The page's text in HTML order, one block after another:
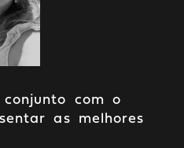
com o
as melhores